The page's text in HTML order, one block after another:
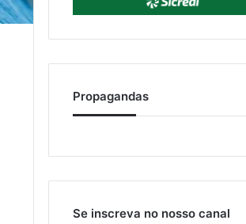
Propagandas
Se inscreva no nosso canal